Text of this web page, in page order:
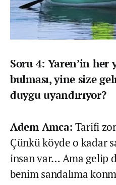
Soru 4: Yaren’in her
bulması, yine size
duygu uyandırıyor?
Adem Amca: Tarifi
Çünkü köyde o kadar
insan var… Ama gelip
benim sandalıma